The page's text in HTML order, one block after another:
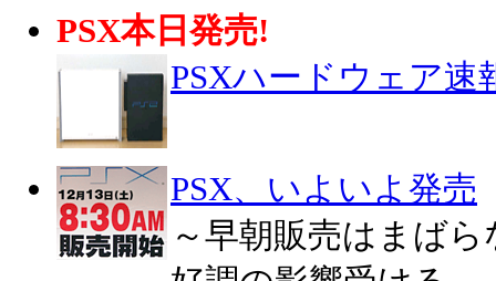
PSX本日発売!
PSXハードウェア速
PSX、いよいよ発売
～早朝販売はまば